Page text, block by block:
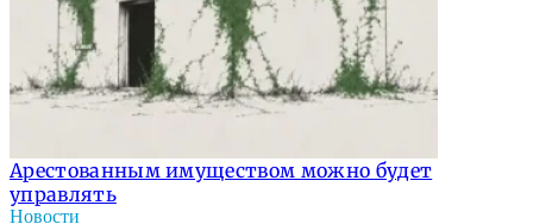
Арестованным имуществом можно будет
управлять
Новости